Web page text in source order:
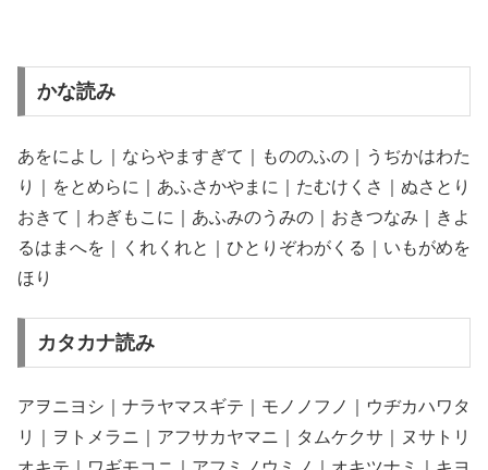
かな読み
あをによし｜ならやますぎて｜もののふの｜うぢかはわた
り｜をとめらに｜あふさかやまに｜たむけくさ｜ぬさとり
おきて｜わぎもこに｜あふみのうみの｜おきつなみ｜きよ
るはまへを｜くれくれと｜ひとりぞわがくる｜いもがめを
ほり
カタカナ読み
アヲニヨシ｜ナラヤマスギテ｜モノノフノ｜ウヂカハワタ
リ｜ヲトメラニ｜アフサカヤマニ｜タムケクサ｜ヌサトリ